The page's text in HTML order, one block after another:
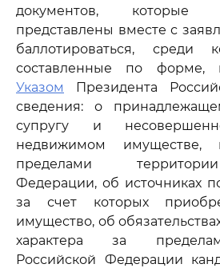
документов,
представлены вместе с
баллотироваться, среди
составленные по форме,
Указом
Президента
сведения: о
супругу и
недвижимом имуществе,
пределами
Федерации, об источниках
за счет которых
имущество, об
характера за
Российской Федерации